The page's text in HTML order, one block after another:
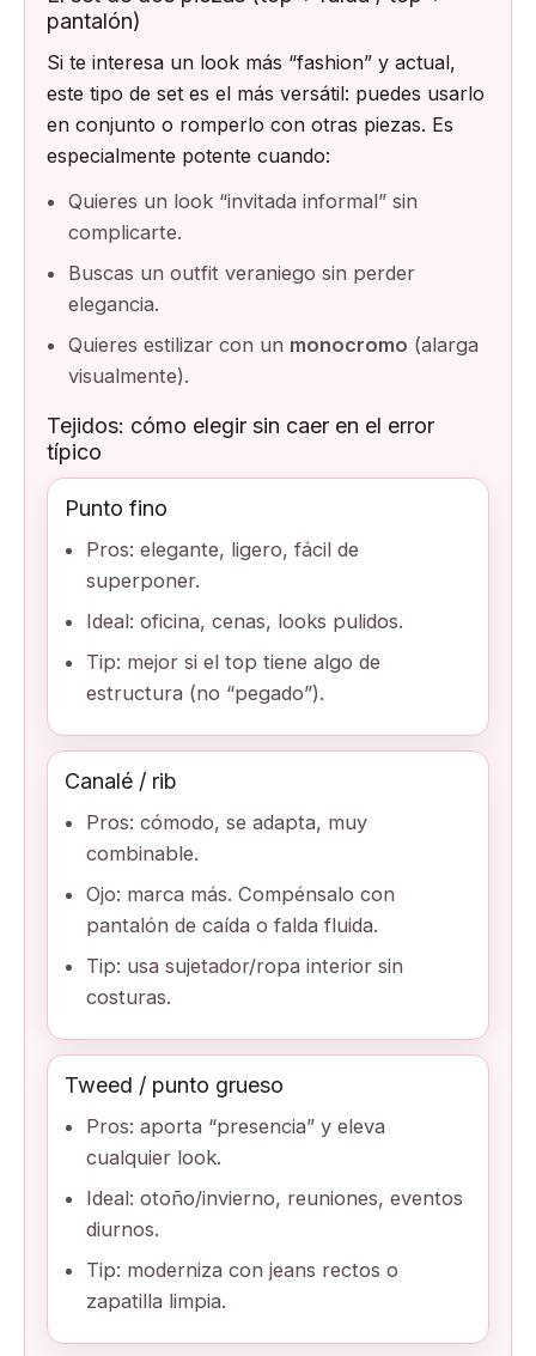
pantalón)
Si te interesa un look más “fashion” y actual,
este tipo de set es el más versátil: puedes usarlo
en conjunto o romperlo con otras piezas. Es
especialmente potente cuando:
Quieres un look “invitada informal” sin
complicarte.
Buscas un outfit veraniego sin perder
elegancia.
Quieres estilizar con un monocromo (alarga
visualmente).
Tejidos: cómo elegir sin caer en el error
típico
Punto fino
Pros: elegante, ligero, fácil de
superponer.
Ideal: oficina, cenas, looks pulidos.
Tip: mejor si el top tiene algo de
estructura (no “pegado”).
Canalé / rib
Pros: cómodo, se adapta, muy
combinable.
Ojo: marca más. Compénsalo con
pantalón de caída o falda fluida.
Tip: usa sujetador/ropa interior sin
costuras.
Tweed / punto grueso
Pros: aporta “presencia” y eleva
cualquier look.
Ideal: otoño/invierno, reuniones, eventos
diurnos.
Tip: moderniza con jeans rectos o
zapatilla limpia.